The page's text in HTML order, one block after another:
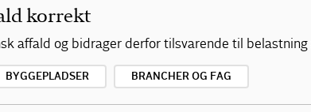
korrekt
affald og bidrager derfor tilsvarende til
BYGGEPLADSER BRANCHER OG FAG